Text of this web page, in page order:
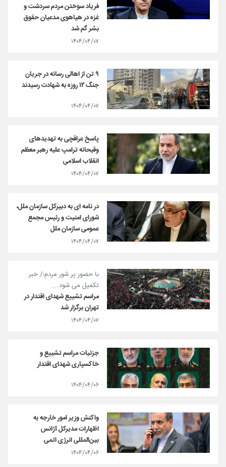
فریاد سوختن مردم سردشت و
غزه در هیاهوی مدعیان حقوق
بشر گم شد
۱۴۰۴/۰۴/۰۷
۹ تن از اهالی رسانه در جریان
جنگ ۱۲ روزه به شهادت رسیدند
۱۴۰۴/۰۴/۰۷
پاسخ عراقچی به تهدیدهای
وقیحانه ترامپ علیه رهبر معظم
انقلاب اسلامی
۱۴۰۴/۰۴/۰۷
در نامه ای به دبیرکل سازمان ملل،
شورای امنیت و رئیس مجمع
عمومی سازمان ملل
۱۴۰۴/۰۴/۰۷
با حضور پر شور مردم؛/ خبر
تکمیل می شود....
مراسم تشییع شهدای اقتدار در
تهران برگزار شد
۱۴۰۴/۰۴/۰۷
جزئیات مراسم تشییع و
خاکسپاری شهدای اقتدار
۱۴۰۴/۰۴/۰۶
واکنش وزیر امور خارجه به
اظهارات مدیرکل آژانس
بین‌المللی انرژی اتمی
۱۴۰۴/۰۴/۰۶